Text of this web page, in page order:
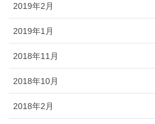
2019年2月
2019年1月
2018年11月
2018年10月
2018年2月